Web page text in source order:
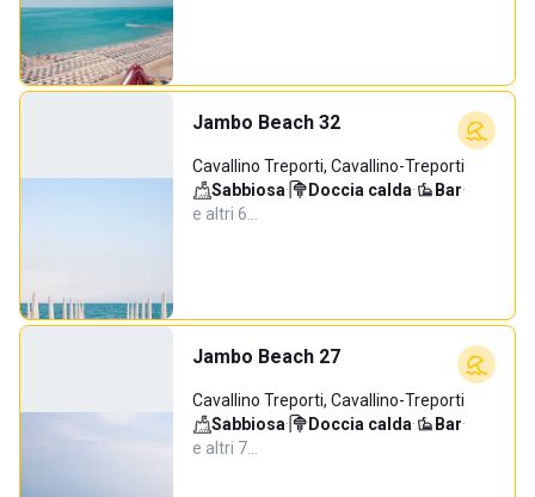
Jambo Beach 32
Cavallino Treporti, Cavallino-Treporti
Sabbiosa· Doccia calda· Bar·
e altri 6…
Jambo Beach 27
Cavallino Treporti, Cavallino-Treporti
Sabbiosa· Doccia calda· Bar·
e altri 7…